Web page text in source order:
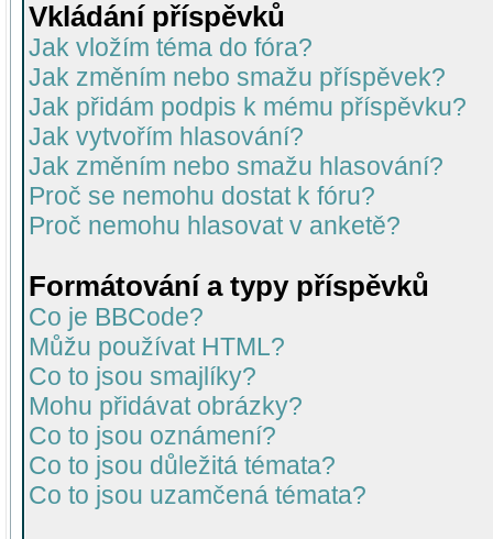
Vkládání příspěvků
Jak vložím téma do fóra?
Jak změním nebo smažu příspěvek?
Jak přidám podpis k mému příspěvku?
Jak vytvořím hlasování?
Jak změním nebo smažu hlasování?
Proč se nemohu dostat k fóru?
Proč nemohu hlasovat v anketě?
Formátování a typy příspěvků
Co je BBCode?
Můžu používat HTML?
Co to jsou smajlíky?
Mohu přidávat obrázky?
Co to jsou oznámení?
Co to jsou důležitá témata?
Co to jsou uzamčená témata?